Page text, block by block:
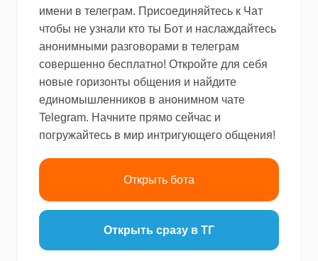
имени в телеграм. Присоединяйтесь к Чат
чтобы не узнали кто ты Бот и наслаждайтесь
анонимными разговорами в телеграм
совершенно бесплатно! Откройте для себя
новые горизонты общения и найдите
единомышленников в анонимном чате
Telegram. Начните прямо сейчас и
погружайтесь в мир интригующего общения!
Открыть бота
Открыть сразу в ТГ